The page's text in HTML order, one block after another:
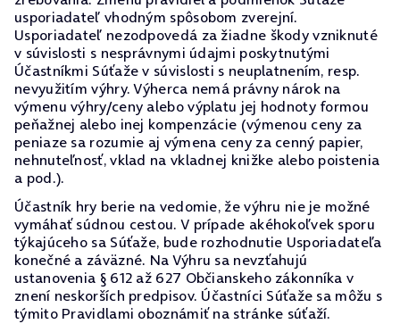
usporiadateľ vhodným spôsobom zverejní.
Usporiadateľ nezodpovedá za žiadne škody vzniknuté
v súvislosti s nesprávnymi údajmi poskytnutými
Účastníkmi Súťaže v súvislosti s neuplatnením, resp.
nevyužitím výhry. Výherca nemá právny nárok na
výmenu výhry/ceny alebo výplatu jej hodnoty formou
peňažnej alebo inej kompenzácie (výmenou ceny za
peniaze sa rozumie aj výmena ceny za cenný papier,
nehnuteľnosť, vklad na vkladnej knižke alebo poistenia
a pod.).
Účastník hry berie na vedomie, že výhru nie je možné
vymáhať súdnou cestou. V prípade akéhokoľvek sporu
týkajúceho sa Súťaže, bude rozhodnutie Usporiadateľa
konečné a záväzné. Na Výhru sa nevzťahujú
ustanovenia § 612 až 627 Občianskeho zákonníka v
znení neskorších predpisov. Účastníci Súťaže sa môžu s
týmito Pravidlami oboznámiť na stránke súťaží.